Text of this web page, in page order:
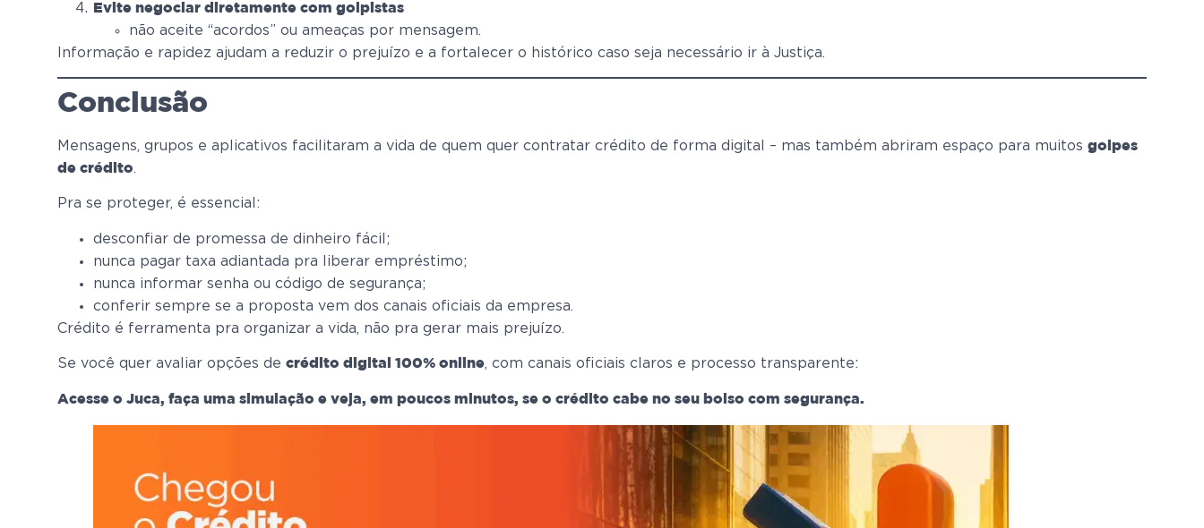
Evite negociar diretamente com golpistas
não aceite “acordos” ou ameaças por mensagem.
Informação e rapidez ajudam a reduzir o prejuízo e a fortalecer o histórico caso seja necessário ir à Justiça.
Conclusão
Mensagens, grupos e aplicativos facilitaram a vida de quem quer contratar crédito de forma digital – mas também abriram espaço para muitos golpes
de crédito.
Pra se proteger, é essencial:
desconfiar de promessa de dinheiro fácil;
nunca pagar taxa adiantada pra liberar empréstimo;
nunca informar senha ou código de segurança;
conferir sempre se a proposta vem dos canais oficiais da empresa.
Crédito é ferramenta pra organizar a vida, não pra gerar mais prejuízo.
Se você quer avaliar opções de crédito digital 100% online, com canais oficiais claros e processo transparente:
Acesse o Juca, faça uma simulação e veja, em poucos minutos, se o crédito cabe no seu bolso com segurança.